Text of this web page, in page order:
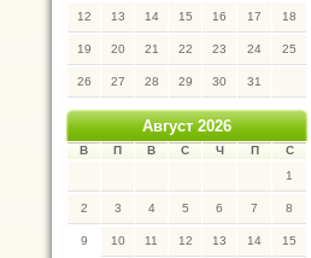
12 13 14 15 16 17 18
19 20 21 22 23 24 25
26 27 28 29 30 31
Август 2026
В П В С Ч П
С
1
2 3 4 5 6 7 8
9 10 11 12 13 14 15